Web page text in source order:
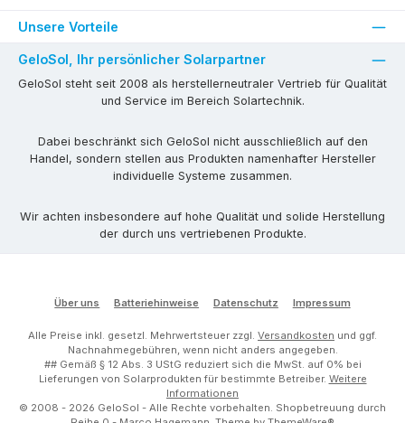
Unsere Vorteile
GeloSol, Ihr persönlicher Solarpartner
GeloSol steht seit 2008 als herstellerneutraler Vertrieb für Qualität
und Service im Bereich Solartechnik.
Dabei beschränkt sich GeloSol nicht ausschließlich auf den
Handel, sondern stellen aus Produkten namenhafter Hersteller
individuelle Systeme zusammen.
Wir achten insbesondere auf hohe Qualität und solide Herstellung
der durch uns vertriebenen Produkte.
Über uns Batteriehinweise Datenschutz Impressum
Alle Preise inkl. gesetzl. Mehrwertsteuer zzgl. Versandkosten und ggf.
Nachnahmegebühren, wenn nicht anders angegeben.
## Gemäß § 12 Abs. 3 UStG reduziert sich die MwSt. auf 0% bei
Lieferungen von Solarprodukten für bestimmte Betreiber. Weitere
Informationen
© 2008 - 2026 GeloSol - Alle Rechte vorbehalten. Shopbetreuung durch